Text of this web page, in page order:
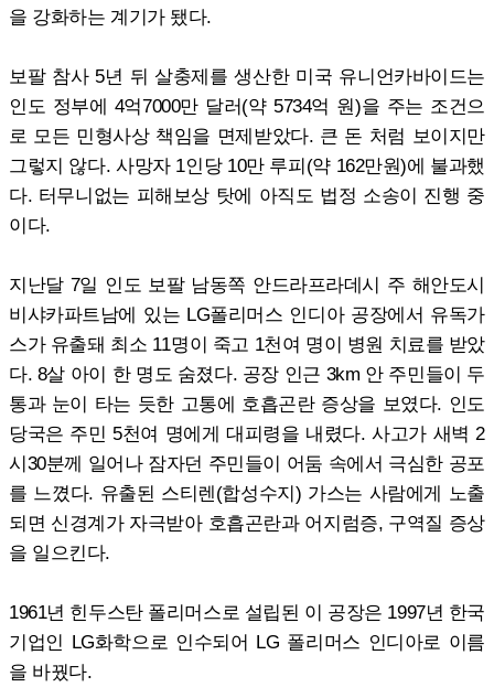
을 강화하는 계기가 됐다.
보팔 참사 5년 뒤 살충제를 생산한 미국 유니언카바이드는
인도 정부에 4억7000만 달러(약 5734억 원)을 주는 조건으
로 모든 민형사상 책임을 면제받았다. 큰 돈 처럼 보이지만
그렇지 않다. 사망자 1인당 10만 루피(약 162만원)에 불과했
다. 터무니없는 피해보상 탓에 아직도 법정 소송이 진행 중
이다.
지난달 7일 인도 보팔 남동쪽 안드라프라데시 주 해안도시
비샤카파트남에 있는 LG폴리머스 인디아 공장에서 유독가
스가 유출돼 최소 11명이 죽고 1천여 명이 병원 치료를 받았
다. 8살 아이 한 명도 숨졌다. 공장 인근 3km 안 주민들이 두
통과 눈이 타는 듯한 고통에 호흡곤란 증상을 보였다. 인도
당국은 주민 5천여 명에게 대피령을 내렸다. 사고가 새벽 2
시30분께 일어나 잠자던 주민들이 어둠 속에서 극심한 공포
를 느꼈다. 유출된 스티렌(합성수지) 가스는 사람에게 노출
되면 신경계가 자극받아 호흡곤란과 어지럼증, 구역질 증상
을 일으킨다.
1961년 힌두스탄 폴리머스로 설립된 이 공장은 1997년 한국
기업인 LG화학으로 인수되어 LG 폴리머스 인디아로 이름
을 바꿨다.